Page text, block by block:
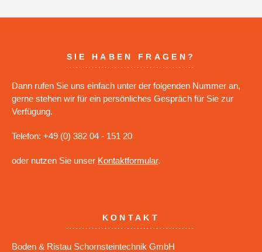
SIE HABEN FRAGEN?
Dann rufen Sie uns einfach unter der folgenden Nummer an,
gerne stehen wir für ein persönliches Gespräch für Sie zur
Verfügung.
Telefon: +49 (0) 382 04 - 151 20
oder nutzen Sie unser Kontaktformular.
KONTAKT
Boden & Ristau Schornsteintechnik GmbH